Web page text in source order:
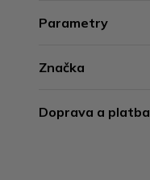
Parametry
Značka
Doprava a platba